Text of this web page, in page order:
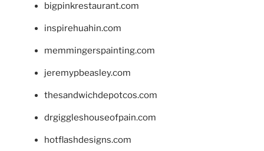
bigpinkrestaurant.com
inspirehuahin.com
memmingerspainting.com
jeremypbeasley.com
thesandwichdepotcos.com
drgiggleshouseofpain.com
hotflashdesigns.com